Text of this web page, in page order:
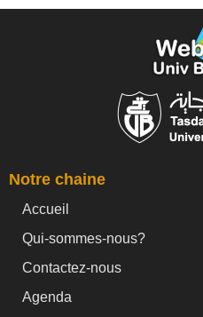
Notre chaine
Accueil
Qui-sommes-nous?
Contactez-nous
Agenda